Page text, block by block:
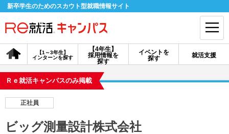
新卒学生のためのスカウト型就職情報サイト
【4年生】
採用情報を
探す
【1～3年生】
インターンを探す
イベントを
探す
就活支援
会員登録 ログイン
探す
Ｒｅ就活キャンパスのみ掲載
正社員
ビッグ測量設計株式会社